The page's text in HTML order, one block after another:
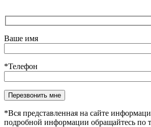
Ваше имя
*Телефон
Оставьте это поле пустым.
*Вся представленная на сайте
подробной информации обращайтесь по